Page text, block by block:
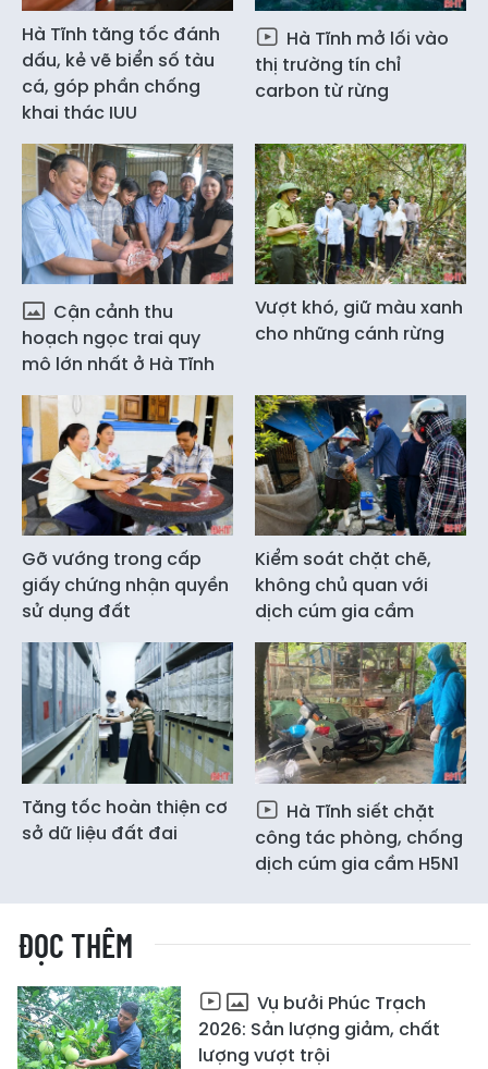
Hà Tĩnh tăng tốc đánh
dấu, kẻ vẽ biển số tàu
cá, góp phần chống
khai thác IUU
Hà Tĩnh mở lối vào
thị trường tín chỉ
carbon từ rừng
Cận cảnh thu
hoạch ngọc trai quy
mô lớn nhất ở Hà Tĩnh
Vượt khó, giữ màu xanh
cho những cánh rừng
Gỡ vướng trong cấp
giấy chứng nhận quyền
sử dụng đất
Kiểm soát chặt chẽ,
không chủ quan với
dịch cúm gia cầm
Tăng tốc hoàn thiện cơ
sở dữ liệu đất đai
Hà Tĩnh siết chặt
công tác phòng, chống
dịch cúm gia cầm H5N1
ĐỌC THÊM
Vụ bưởi Phúc Trạch
2026: Sản lượng giảm, chất
lượng vượt trội